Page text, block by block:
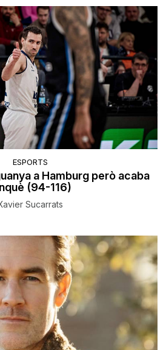
ESPORTS
a Hamburg però acaba
(94-116)
Sucarrats